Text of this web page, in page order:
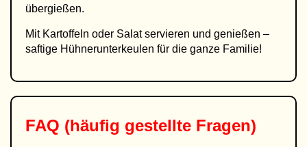
übergießen.
Mit Kartoffeln oder Salat servieren und genießen –
saftige Hühnerunterkeulen für die ganze Familie!
FAQ (häufig gestellte Fragen)